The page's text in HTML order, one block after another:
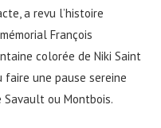
a revu l’histoire
François
colorée de Niki Saint
une pause sereine
ou Montbois.